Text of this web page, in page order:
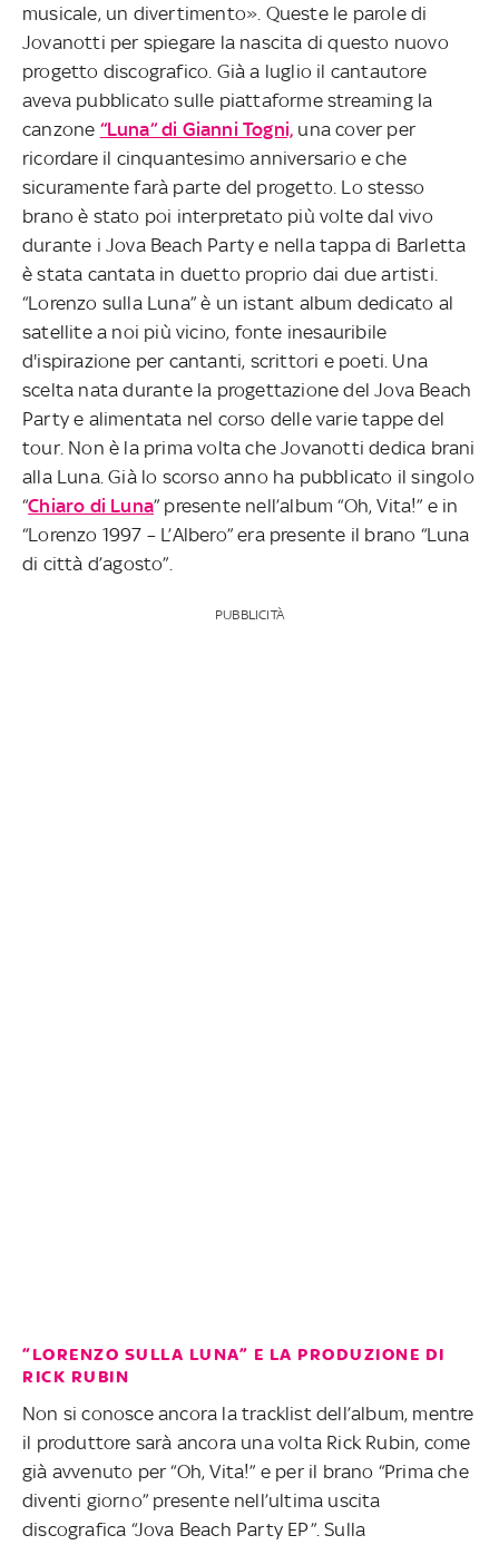
musicale, un divertimento». Queste le parole di
Jovanotti per spiegare la nascita di questo nuovo
progetto discografico. Già a luglio il cantautore
aveva pubblicato sulle piattaforme streaming la
canzone “Luna” di Gianni Togni, una cover per
ricordare il cinquantesimo anniversario e che
sicuramente farà parte del progetto. Lo stesso
brano è stato poi interpretato più volte dal vivo
durante i Jova Beach Party e nella tappa di Barletta
è stata cantata in duetto proprio dai due artisti.
“Lorenzo sulla Luna” è un istant album dedicato al
satellite a noi più vicino, fonte inesauribile
d'ispirazione per cantanti, scrittori e poeti. Una
scelta nata durante la progettazione del Jova Beach
Party e alimentata nel corso delle varie tappe del
tour. Non è la prima volta che Jovanotti dedica brani
alla Luna. Già lo scorso anno ha pubblicato il singolo
“Chiaro di Luna” presente nell’album “Oh, Vita!” e in
“Lorenzo 1997 – L’Albero” era presente il brano “Luna
di città d’agosto”.
PUBBLICITÀ
“LORENZO SULLA LUNA” E LA PRODUZIONE DI
RICK RUBIN
Non si conosce ancora la tracklist dell’album, mentre
il produttore sarà ancora una volta Rick Rubin, come
già avvenuto per “Oh, Vita!” e per il brano “Prima che
diventi giorno” presente nell’ultima uscita
discografica “Jova Beach Party EP”. Sulla